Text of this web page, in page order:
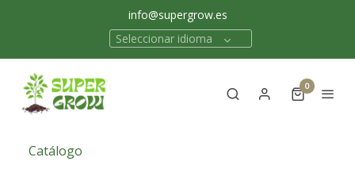
info@supergrow.es
Seleccionar idioma
0
Catálogo